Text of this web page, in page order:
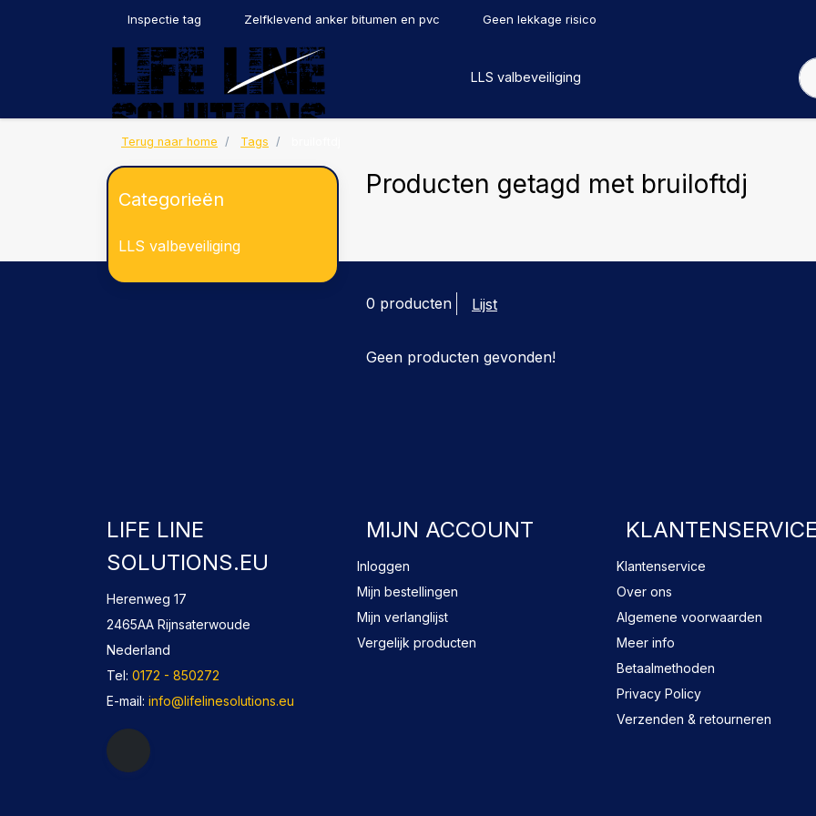
Inspectie tag Zelfklevend anker bitumen en pvc Geen lekkage risico
LLS valbeveiliging
Terug naar home Tags
Producten getagd met bruiloftdj
0 producten Lijst
Geen producten gevonden!
Categorieën
LLS valbeveiliging
LIFE LINE
SOLUTIONS.EU
Herenweg 17
2465AA Rijnsaterwoude
Nederland
Tel: 0172 - 850272
E-mail: info@lifelinesolutions.eu
MIJN ACCOUNT
Inloggen
Mijn bestellingen
Mijn verlanglijst
Vergelijk producten
Klantenservice
Over ons
Algemene voorwaarden
Meer info
Betaalmethoden
Privacy Policy
Verzenden & retourneren